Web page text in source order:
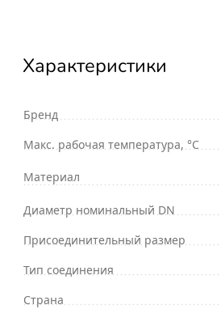
Характеристики
Бренд
Макс. рабочая температура, °С
Материал
Диаметр номинальный DN
Присоединительный размер
Тип соединения
Страна